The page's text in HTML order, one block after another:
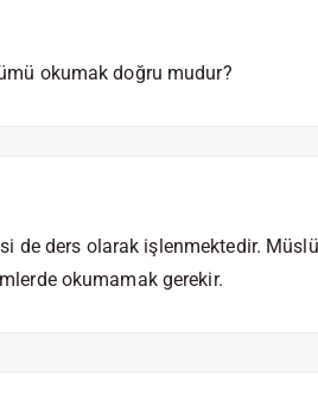
okumak doğru mudur?
de ders olarak işlenmektedir.
okumamak gerekir.